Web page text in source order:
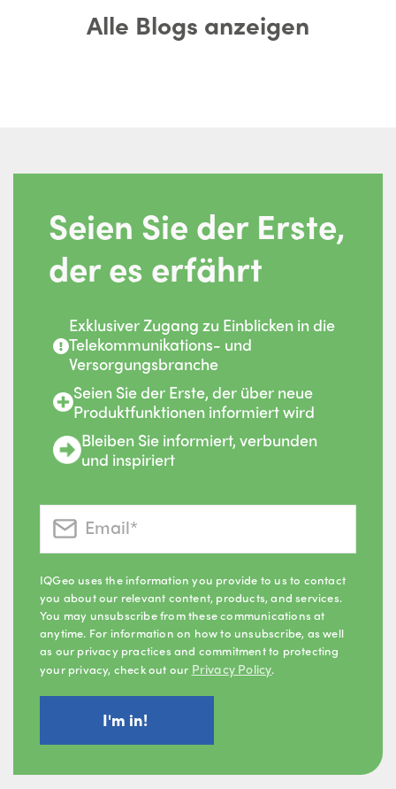
Alle Blogs anzeigen
Seien Sie der Erste,
der es erfährt
Exklusiver Zugang zu Einblicken in die
Telekommunikations- und
Versorgungsbranche
Seien Sie der Erste, der über neue
Produktfunktionen informiert wird
Bleiben Sie informiert, verbunden
und inspiriert
IQGeo uses the information you provide to us to contact
you about our relevant content, products, and services.
You may unsubscribe from these communications at
anytime. For information on how to unsubscribe, as well
as our privacy practices and commitment to protecting
your privacy, check out our Privacy Policy.